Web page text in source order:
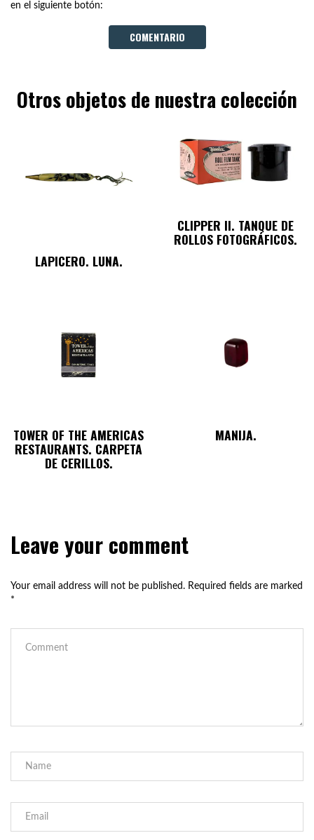
en el siguiente botón:
COMENTARIO
Otros objetos de nuestra colección
LAPICERO. LUNA.
CLIPPER II. TANQUE DE
ROLLOS FOTOGRÁFICOS.
TOWER OF THE AMERICAS
RESTAURANTS. CARPETA
DE CERILLOS.
MANIJA.
Leave your comment
Your email address will not be published. Required fields are marked
*